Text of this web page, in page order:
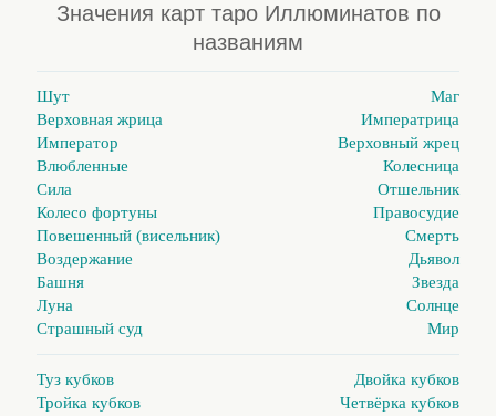
Значения карт таро Иллюминатов по
названиям
Шут
Маг
Верховная жрица
Императрица
Император
Верховный жрец
Влюбленные
Колесница
Сила
Отшельник
Колесо фортуны
Правосудие
Повешенный (висельник)
Смерть
Воздержание
Дьявол
Башня
Звезда
Луна
Солнце
Страшный суд
Мир
Туз кубков
Двойка кубков
Тройка кубков
Четвёрка кубков